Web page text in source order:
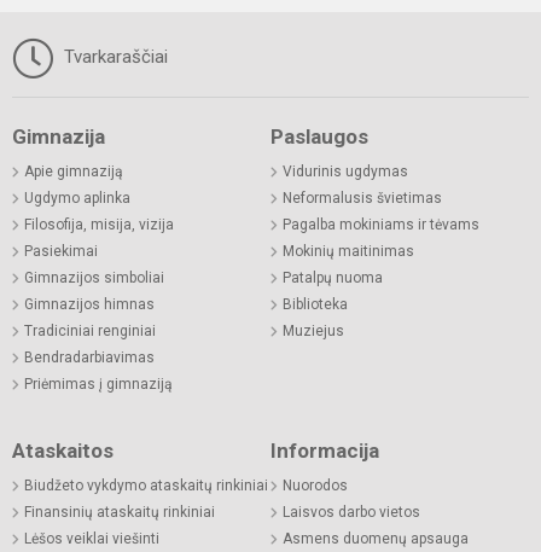
Tvarkaraščiai
Gimnazija
Apie gimnaziją
Ugdymo aplinka
Filosofija, misija, vizija
Pasiekimai
Gimnazijos simboliai
Gimnazijos himnas
Tradiciniai renginiai
Bendradarbiavimas
Priėmimas į gimnaziją
Paslaugos
Vidurinis ugdymas
Neformalusis švietimas
Pagalba mokiniams ir tėvams
Mokinių maitinimas
Patalpų nuoma
Biblioteka
Muziejus
Ataskaitos
Biudžeto vykdymo ataskaitų rinkiniai
Finansinių ataskaitų rinkiniai
Lėšos veiklai viešinti
Informacija
Nuorodos
Laisvos darbo vietos
Asmens duomenų apsauga